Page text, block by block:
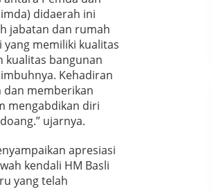
didaerah ini
jabatan dan rumah
memiliki kualitas
kualitas bangunan
Kehadiran
dan memberikan
mengabdikan diri
ujarnya.
apresiasi
kendali HM Basli
yang telah